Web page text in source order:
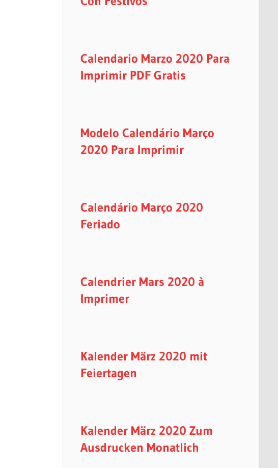
Calendario Marzo 2020 Para
Imprimir PDF Gratis
Modelo Calendário Março
2020 Para Imprimir
Calendário Março 2020
Feriado
Calendrier Mars 2020 à
Imprimer
Kalender März 2020 mit
Feiertagen
Kalender März 2020 Zum
Ausdrucken Monatlich